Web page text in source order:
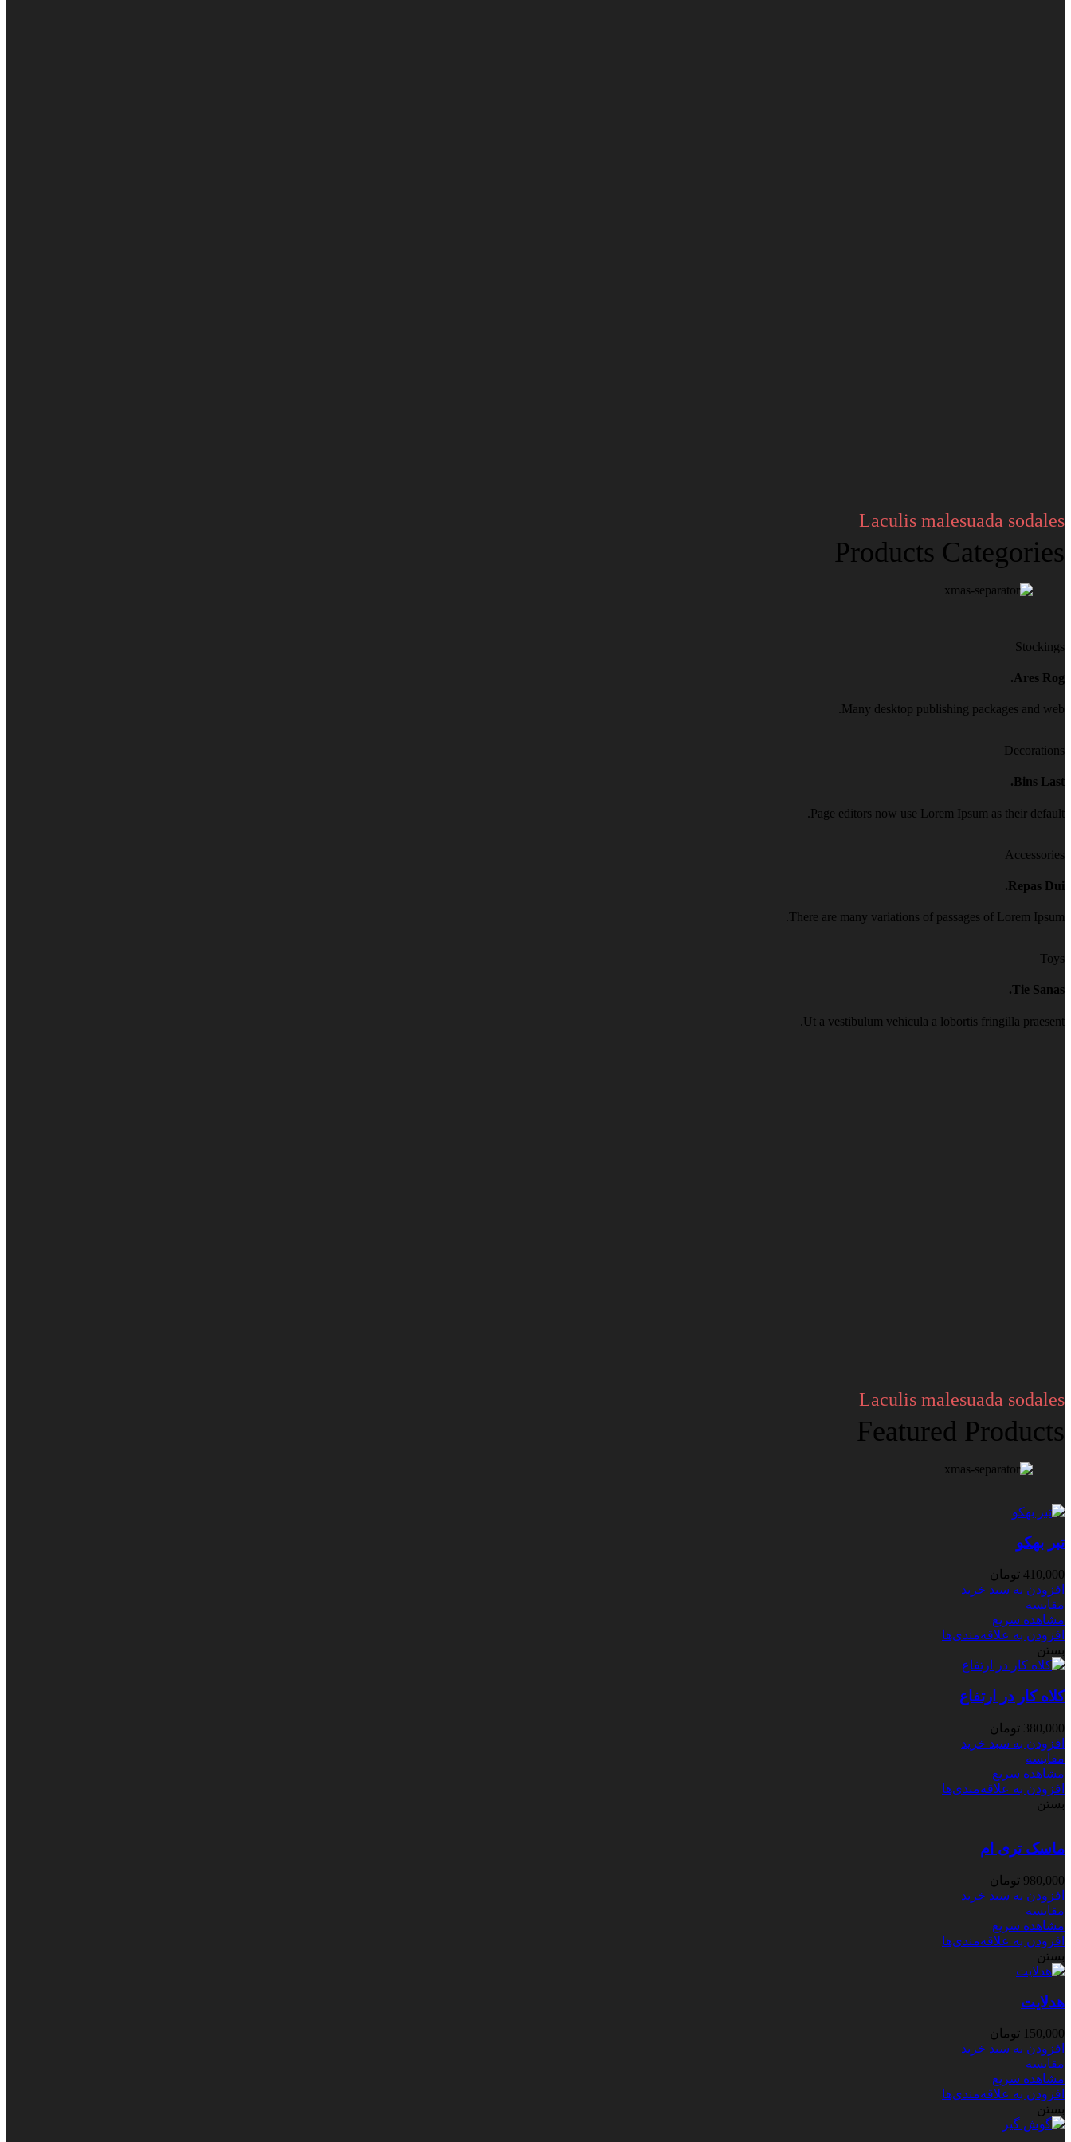
Laculis malesuada sodales
Products Categories
Stockings
Ares Rog.
Many desktop publishing packages and web.
Decorations
Bins Last.
Page editors now use Lorem Ipsum as their default.
Accessories
Repas Dui.
There are many variations of passages of Lorem Ipsum.
Toys
Tie Sanas.
Ut a vestibulum vehicula a lobortis fringilla praesent.
Laculis malesuada sodales
Featured Products
تبر بهکو
410,000 تومان
افزودن به سبد خرید
مقایسه
مشاهده سریع
افزودن به علاقه‌مندی‌ها
بستن
کلاه کار در ارتفاع
380,000 تومان
افزودن به سبد خرید
مقایسه
مشاهده سریع
افزودن به علاقه‌مندی‌ها
بستن
ماسک تری ام
980,000 تومان
افزودن به سبد خرید
مقایسه
مشاهده سریع
افزودن به علاقه‌مندی‌ها
بستن
هدلایت
150,000
تومان
افزودن به سبد خرید
مقایسه
مشاهده سریع
افزودن به علاقه‌مندی‌ها
بستن